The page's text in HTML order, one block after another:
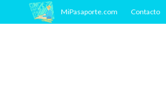
MiPasaporte.com Contacto